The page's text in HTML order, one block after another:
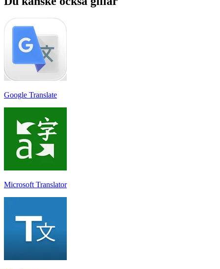
Google Translate
Microsoft Translator